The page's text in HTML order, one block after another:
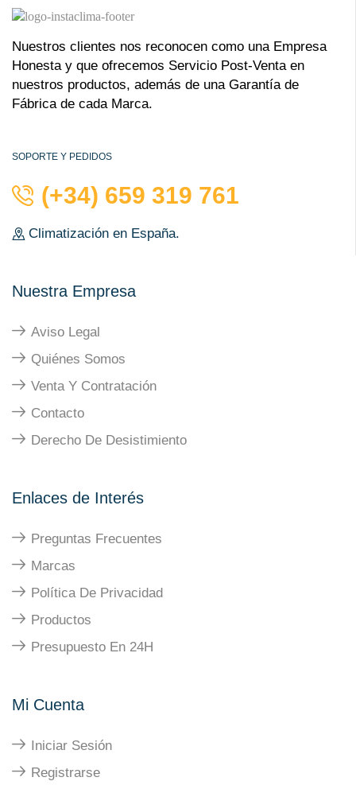
Nuestros clientes nos reconocen como una Empresa
Honesta y que ofrecemos Servicio Post-Venta en
nuestros productos, además de una Garantía de
Fábrica de cada Marca.
SOPORTE Y PEDIDOS
(+34) 659 319 761
Climatización en España.
Nuestra Empresa
Aviso Legal
Quiénes Somos
Venta Y Contratación
Contacto
Derecho De Desistimiento
Enlaces de Interés
Preguntas Frecuentes
Marcas
Política De Privacidad
Productos
Presupuesto En 24H
Mi Cuenta
Iniciar Sesión
Registrarse